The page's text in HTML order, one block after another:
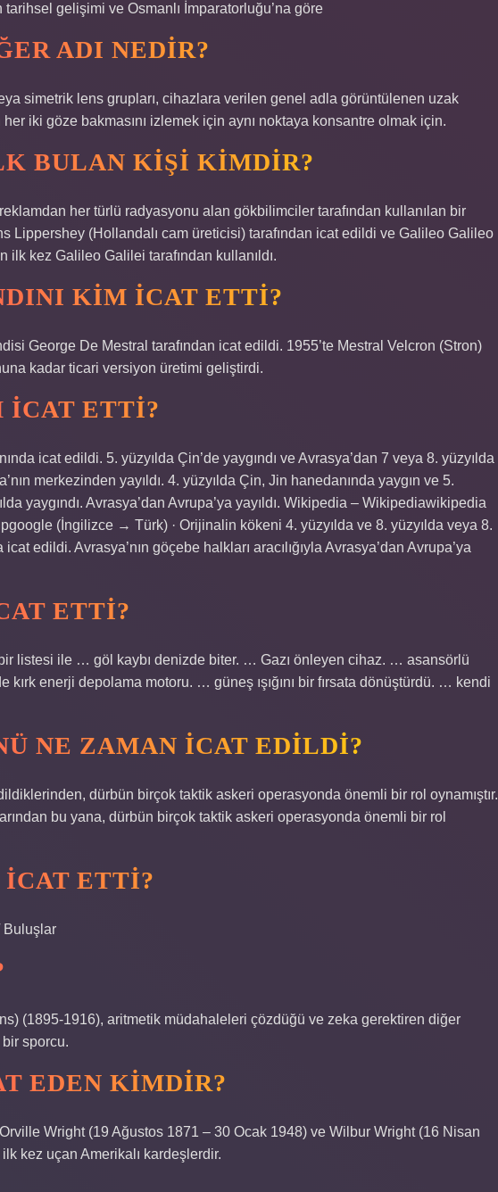
tarihsel gelişimi ve Osmanlı İmparatorluğu’na göre
ADI NEDIR?
simetrik lens grupları, cihazlara verilen genel adla görüntülenen uzak
iki göze bakmasını izlemek için aynı noktaya konsantre olmak için.
BULAN KIŞI KIMDIR?
her türlü radyasyonu alan gökbilimciler tarafından kullanılan bir
Lippershey (Hollandalı cam üreticisi) tarafından icat edildi ve Galileo Galileo
kez Galileo Galilei tarafından kullanıldı.
KIM ICAT ETTI?
George De Mestral tarafından icat edildi. 1955’te Mestral Velcron (Stron)
kadar ticari versiyon üretimi geliştirdi.
ETTI?
icat edildi. 5. yüzyılda Çin’de yaygındı ve Avrasya’dan 7 veya 8. yüzyılda
merkezinden yayıldı. 4. yüzyılda Çin, Jin hanedanında yaygın ve 5.
yaygındı. Avrasya’dan Avrupa’ya yayıldı. Wikipedia – Wikipediawikipedia
(İngilizce → Türk) · Orijinalin kökeni 4. yüzyılda ve 8. yüzyılda veya 8.
edildi. Avrasya’nın göçebe halkları aracılığıyla Avrasya’dan Avrupa’ya
ETTI?
bir listesi ile … göl kaybı denizde biter. … Gazı önleyen cihaz. … asansörlü
enerji depolama motoru. … güneş ışığını bir fırsata dönüştürdü. … kendi
NE ZAMAN ICAT EDILDI?
dürbün birçok taktik askeri operasyonda önemli bir rol oynamıştır.
bu yana, dürbün birçok taktik askeri operasyonda önemli bir rol
ICAT ETTI?
Buluşlar
(1895-1916), aritmetik müdahaleleri çözdüğü ve zeka gerektiren diğer
sporcu.
EDEN KIMDIR?
Wright (19 Ağustos 1871 – 30 Ocak 1948) ve Wilbur Wright (16 Nisan
kez uçan Amerikalı kardeşlerdir.